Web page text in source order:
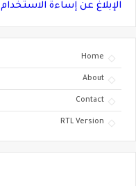
الإبلاغ عن إساءة الاستخدام
Home
About
Contact
RTL Version